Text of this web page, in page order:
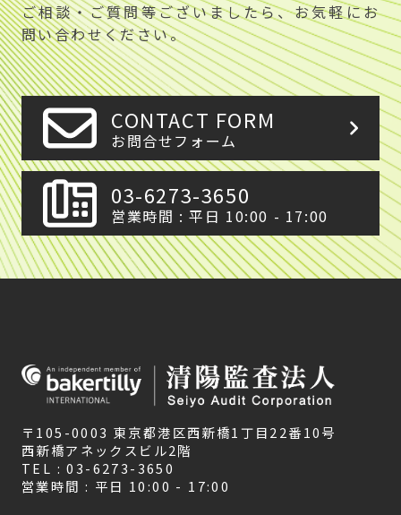
ご相談・ご質問等ございましたら、お気軽にお
問い合わせください。
CONTACT FORM
お問合せフォーム
03-6273-3650
営業時間 : 平日 10:00 - 17:00
〒105-0003 東京都港区西新橋1丁目22番10号
西新橋アネックスビル2階
TEL : 03-6273-3650
営業時間 : 平日 10:00 - 17:00